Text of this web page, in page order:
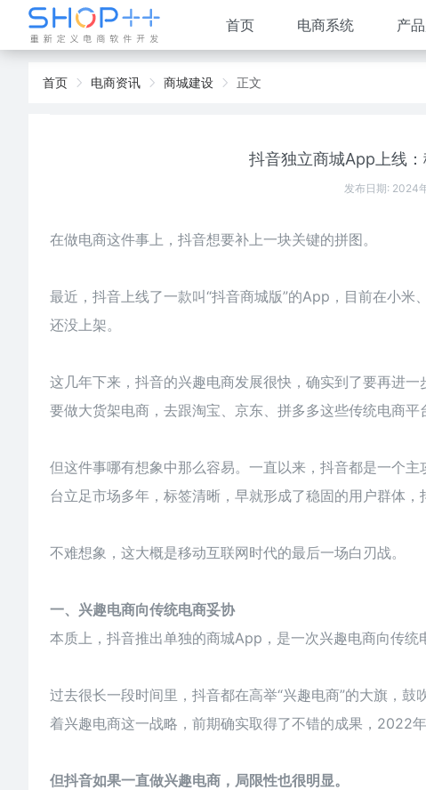
首页 电商系统 产
首页 电商资讯 商城建设 正文
抖音独立商城App上线
发布日期: 2024
在做电商这件事上，抖音想要补上一块关键的拼图。
最近，抖音上线了一款叫“抖音商城版”的App，目前在小
还没上架。
这几年下来，抖音的兴趣电商发展很快，确实到了要再进
要做大货架电商，去跟淘宝、京东、拼多多这些传统电商平
但这件事哪有想象中那么容易。一直以来，抖音都是一个
台立足市场多年，标签清晰，早就形成了稳固的用户群体，
不难想象，这大概是移动互联网时代的最后一场白刃战。
一、兴趣电商向传统电商妥协
本质上，抖音推出单独的商城App，是一次兴趣电商向传统
过去很长一段时间里，抖音都在高举“兴趣电商”的大旗，
着兴趣电商这一战略，前期确实取得了不错的成果，2022
但抖音如果一直做兴趣电商，局限性也很明显。